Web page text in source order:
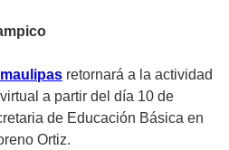
retornará a la actividad
a partir del día 10 de
de Educación Básica en
Ortiz.